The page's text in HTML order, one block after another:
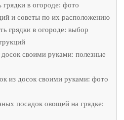
в огороде: фото
и советы по их расположению
грядки в огороде: выбор
досок своими руками: полезные
из досок своими руками: фото
посадок овощей на грядке: